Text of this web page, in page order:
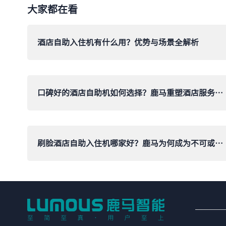
大家都在看
酒店自助入住机有什么用？优势与场景全解析
口碑好的酒店自助机如何选择？鹿马重塑酒店服务新纪元！
刷脸酒店自助入住机哪家好？鹿马为何成为不可或缺的选择？